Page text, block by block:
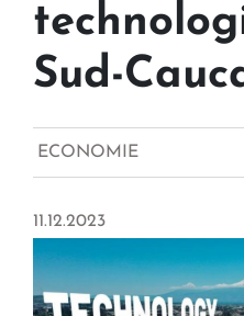
Sud-
ECONOMIE
11.12.2023